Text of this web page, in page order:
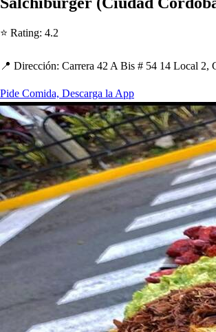
⭐ Rating: 4.2
📍 Dirección: Carrera 42 A Bis # 54 14 Local 2,
Pide Comida, Descarga la App